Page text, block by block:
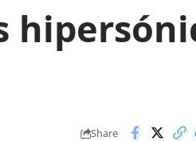
Share